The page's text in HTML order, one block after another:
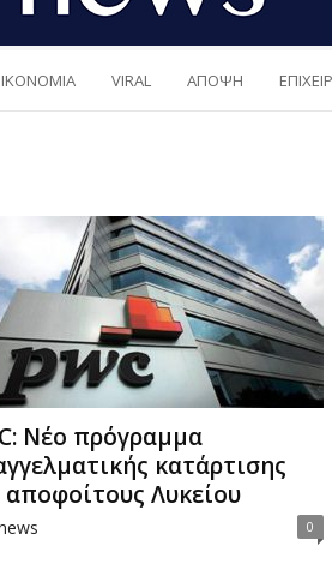
VIRAL ΑΠΟΨΗ
Νέο πρόγραμμα
κατάρτισης
αποφοίτους Λυκείου
0